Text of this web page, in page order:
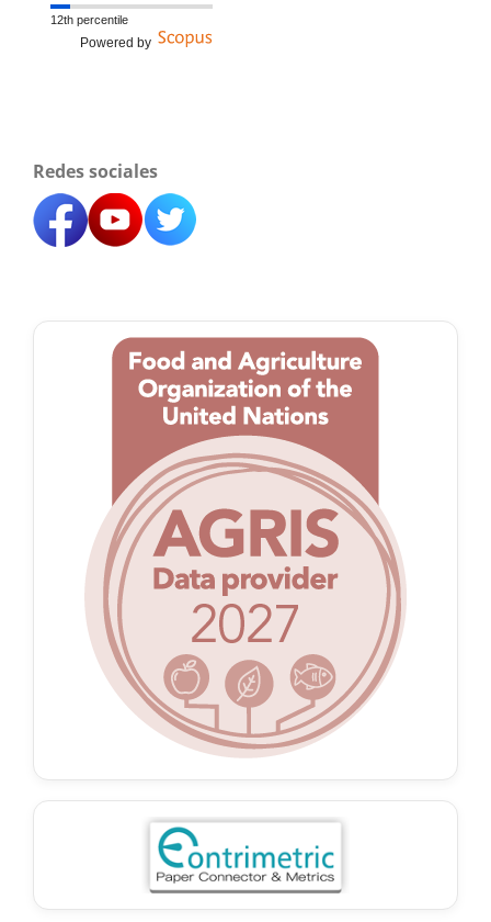
12th percentile
Powered by
Redes sociales